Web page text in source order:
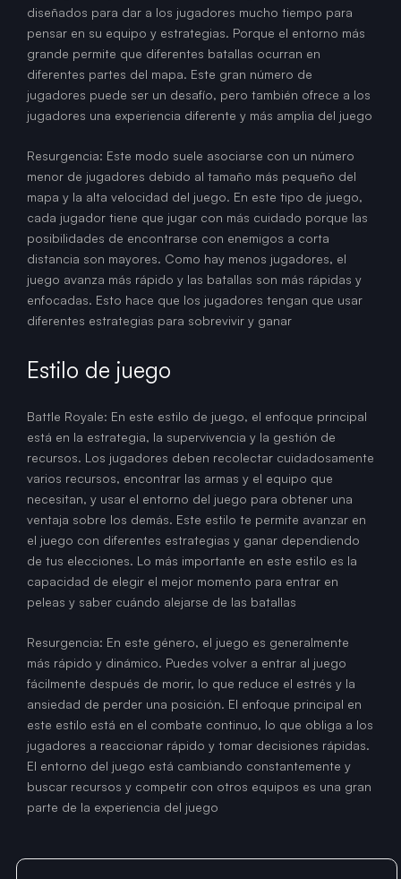
diseñados para dar a los jugadores mucho tiempo para
pensar en su equipo y estrategias. Porque el entorno más
grande permite que diferentes batallas ocurran en
diferentes partes del mapa. Este gran número de
jugadores puede ser un desafío, pero también ofrece a los
jugadores una experiencia diferente y más amplia del juego
Resurgencia: Este modo suele asociarse con un número
menor de jugadores debido al tamaño más pequeño del
mapa y la alta velocidad del juego. En este tipo de juego,
cada jugador tiene que jugar con más cuidado porque las
posibilidades de encontrarse con enemigos a corta
distancia son mayores. Como hay menos jugadores, el
juego avanza más rápido y las batallas son más rápidas y
enfocadas. Esto hace que los jugadores tengan que usar
diferentes estrategias para sobrevivir y ganar
Estilo de juego
Battle Royale: En este estilo de juego, el enfoque principal
está en la estrategia, la supervivencia y la gestión de
recursos. Los jugadores deben recolectar cuidadosamente
varios recursos, encontrar las armas y el equipo que
necesitan, y usar el entorno del juego para obtener una
ventaja sobre los demás. Este estilo te permite avanzar en
el juego con diferentes estrategias y ganar dependiendo
de tus elecciones. Lo más importante en este estilo es la
capacidad de elegir el mejor momento para entrar en
peleas y saber cuándo alejarse de las batallas
Resurgencia: En este género, el juego es generalmente
más rápido y dinámico. Puedes volver a entrar al juego
fácilmente después de morir, lo que reduce el estrés y la
ansiedad de perder una posición. El enfoque principal en
este estilo está en el combate continuo, lo que obliga a los
jugadores a reaccionar rápido y tomar decisiones rápidas.
El entorno del juego está cambiando constantemente y
buscar recursos y competir con otros equipos es una gran
parte de la experiencia del juego